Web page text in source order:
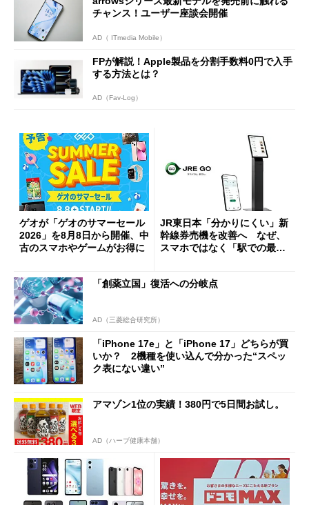
チャンス！ユーザー座談会開催
AD（ ITmedia Mobile）
FPが解説！Apple製品を分割手数料0円で入手
する方法とは？
AD（Fav-Log）
ゲオが「ゲオのサマーセール
2026」を8月8日から開催、中
古のスマホやゲームがお得に
JR東日本「分かりにくい」新
幹線券売機を改善へ なぜ、
スマホではなく「駅での最短
「創薬立国」復活への分岐点
AD（三菱総合研究所）
「iPhone 17e」と「iPhone 17」どちらが買
いか？ 2機種を使い込んで分かった“スペッ
ク表にない違い”
アマゾン1位の実績！380円で5日間お試し。
AD（ハーブ健康本舗）